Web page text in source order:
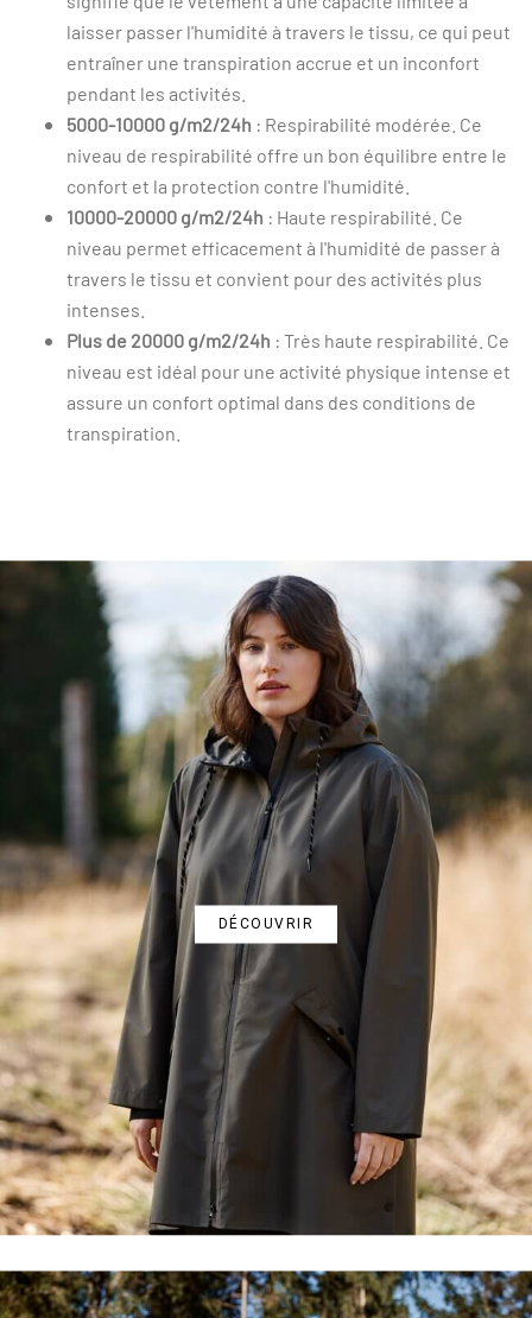
laisser passer l'humidité à travers le tissu, ce qui peut
entraîner une transpiration accrue et un inconfort
pendant les activités.
5000-10000 g/m2/24h : Respirabilité modérée. Ce
niveau de respirabilité offre un bon équilibre entre le
confort et la protection contre l'humidité.
10000-20000 g/m2/24h : Haute respirabilité. Ce
niveau permet efficacement à l'humidité de passer à
travers le tissu et convient pour des activités plus
intenses.
Plus de 20000 g/m2/24h : Très haute respirabilité. Ce
niveau est idéal pour une activité physique intense et
assure un confort optimal dans des conditions de
transpiration.
DÉCOUVRIR